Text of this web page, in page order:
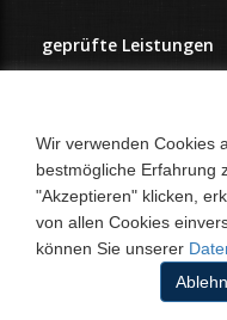
geprüfte Leistungen
Wir verwenden Cookies
bestmögliche Erfahrung
"Akzeptieren" klicken,
von allen Cookies
können Sie unserer